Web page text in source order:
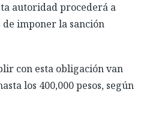
autoridad procederá a
imponer la sanción
con esta obligación van
los 400,000 pesos, según